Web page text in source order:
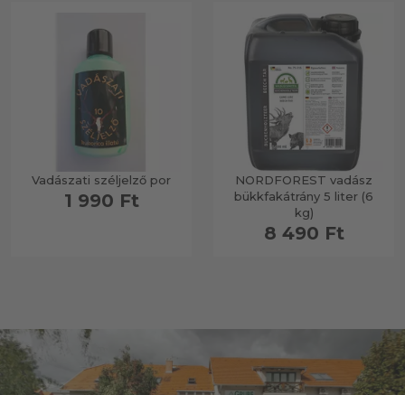
Vadászati széljelző por
1 990 Ft
NORDFOREST vadász
bükkfakátrány 5 liter (6
kg)
8 490 Ft